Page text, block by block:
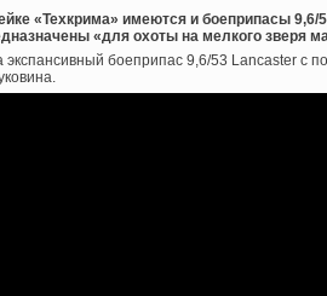
«Техкрима» имеются и боеприпасы
«для охоты на мелкого зверя
экспансивный боеприпас 9,6/53 Lancaster с